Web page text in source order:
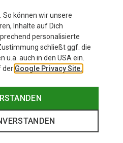
So können wir unsere
Inhalte auf Dich
personalisierte
schließt ggf. die
u.a. auch in den USA ein.
der Google Privacy Site.